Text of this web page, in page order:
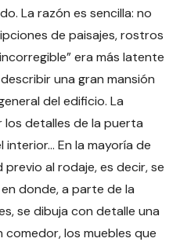
La razón es sencilla: no
de paisajes, rostros
era más latente
una gran mansión
del edificio. La
los detalles de la puerta
interior… En la mayoría de
al rodaje, es decir, se
donde, a parte de la
se dibuja con detalle una
comedor, los muebles que